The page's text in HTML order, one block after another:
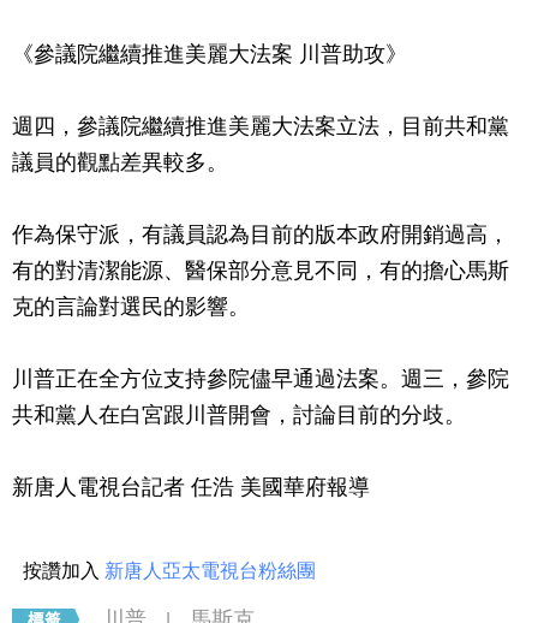
《參議院繼續推進美麗大法案 川普助攻》
週四，參議院繼續推進美麗大法案立法，目前共和黨
議員的觀點差異較多。
作為保守派，有議員認為目前的版本政府開銷過高，
有的對清潔能源、醫保部分意見不同，有的擔心馬斯
克的言論對選民的影響。
川普正在全方位支持參院儘早通過法案。週三，參院
共和黨人在白宮跟川普開會，討論目前的分歧。
新唐人電視台記者 任浩 美國華府報導
按讚加入 新唐人亞太電視台粉絲團